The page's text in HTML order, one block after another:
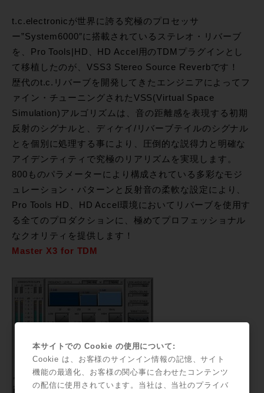
t.c.electronicが世界に誇る究極のプロセッサ
ー”System6000″に搭載されているステレオ・リバーブ
を、Pro Tools|HD、HD Accel用のTDMプラグインとし
て移植したのが、VSS3 Stereo Source Reverbです！
歴代のt.c.リバーブを開発してきたエンジニアによってフ
ァイン・チューニングされたVSS(Virtual Space
Simulation)アルゴリズムは、音の距離感を表現する初期
反射のシグナルと、ディケイ/リバーブテイルのシグナル
とを個別に処理する事により、圧倒的な説得力と明確な
アイデンティティで究極のリアリズムを実現します。
800ものパラメーターにより構成されている多彩なモジ
ュレーション・パターンと反射音の柔軟な設定により、
Pro Tools HD、HD Accel環境においてリバーブを使用す
る全てのプロダクションに、極めてプロフェッショナル
なクオリティを提供します！
Master X3 for TDM
本サイトでの Cookie の使用について:
Cookie は、お客様のサインイン情報の記憶、サイト
機能の最適化、お客様の関心事に合わせたコンテンツ
の配信に使用されています。当社は、当社のプライバ